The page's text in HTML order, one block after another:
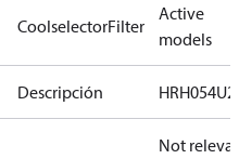
CoolselectorFilter
Active
models
Descripción HRH054U2A
Not relevant